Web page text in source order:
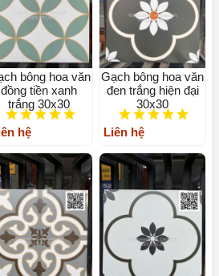
bông hoa văn
đồng tiền xanh
trắng 30x30
hệ
Gạch bông hoa văn
đen trắng hiện đại
30x30
Liên hệ